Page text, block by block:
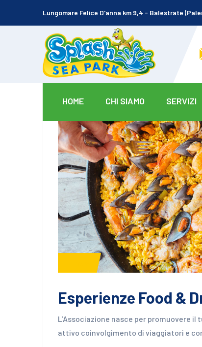
Lungomare Felice D'anna km 9,4 - Balestrate
HOME CHI SIAMO SERVIZI
Esperienze Food &
L’Associazione nasce per promuovere
attivo coinvolgimento di viaggiatori e